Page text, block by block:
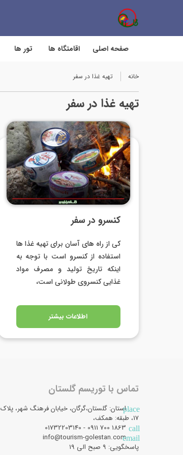
صفحه اصلی اقامتگاه ها تور ها
خانه تهیه غذا در سفر
تهیه غذا در سفر
کنسرو در سفر
کی از راه های آسان برای تهیه غذا ها
استفاده از کنسرو است با توجه به
اینکه تاریخ تولید و مصرف مواد
غذایی کنسروی طولانی است،
اطلاعات بیشتر
تماس با توریسم گلستان
placeاستان: گلستان،گرگان، خیابان فرهنگ شهر، پلاک
17، طبقه: همکف،
call
email
info@tourism-golestan.com
پاسخگویی: ۹ صبح الی 19